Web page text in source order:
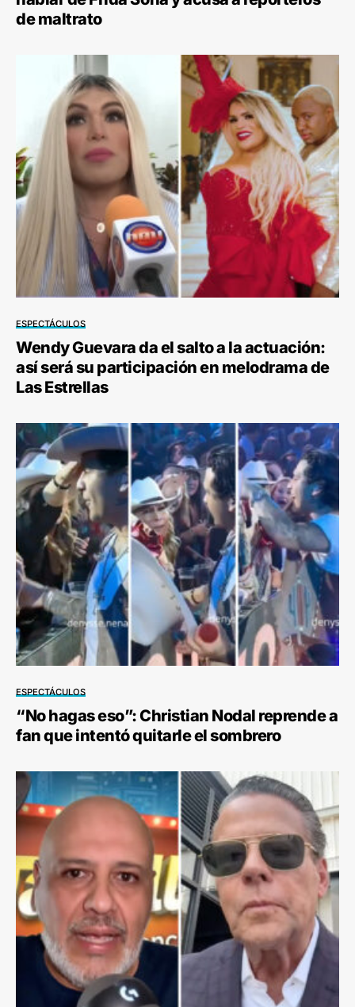
de maltrato
ESPECTÁCULOS
Wendy Guevara da el salto a la actuación:
así será su participación en melodrama de
Las Estrellas
ESPECTÁCULOS
“No hagas eso”: Christian Nodal reprende a
fan que intentó quitarle el sombrero